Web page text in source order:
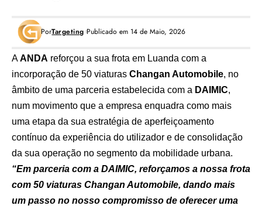
PorTargeting Publicado em 14 de Maio, 2026
AANDA reforçou a sua frota em Luanda com a
incorporação de 50 viaturas Changan Automobile, no
âmbito de uma parceria estabelecida com a DAIMIC,
num movimento que a empresa enquadra como mais
uma etapa da sua estratégia de aperfeiçoamento
contínuo da experiência do utilizador e de consolidação
da sua operação no segmento da mobilidade urbana.
“Em parceria com a DAIMIC, reforçamos a nossa frota
com 50 viaturas Changan Automobile, dando mais
um passo no nosso compromisso de oferecer uma